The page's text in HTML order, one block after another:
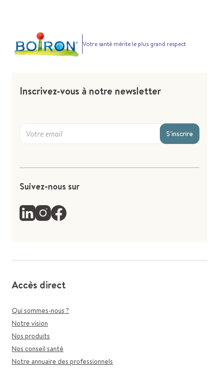
Votre santé mérite le plus grand respect
Inscrivez-vous à notre newsletter
S'inscrire
Suivez-nous sur
Accès direct
Qui sommes-nous ?
Notre vision
Nos produits
Nos conseil santé
Notre annuaire des professionnels